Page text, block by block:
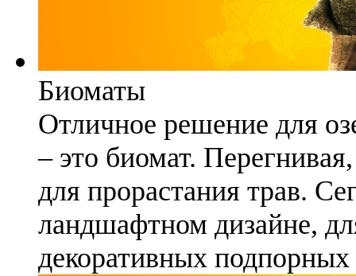
Биоматы
Отличное решение для
– это биомат.
для прорастания трав.
ландшафтном дизайне,
декоративных подпорных